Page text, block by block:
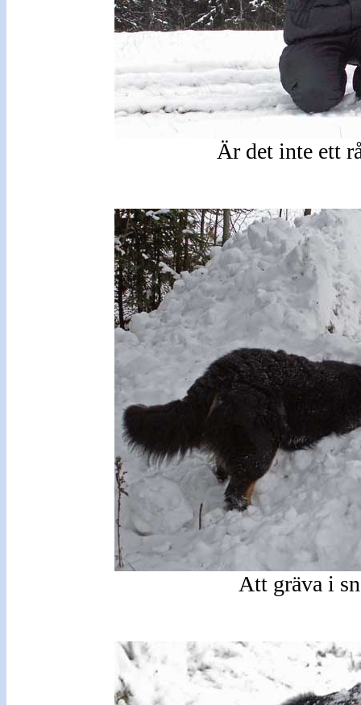
Är det inte ett
Att gräva i